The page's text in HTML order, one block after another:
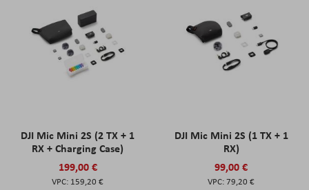
DJI Mic Mini 2S (2 TX + 1
RX + Charging Case)
199,00 €
159,20 €
DJI Mic Mini 2S (1 TX + 1
RX)
99,00 €
79,20 €